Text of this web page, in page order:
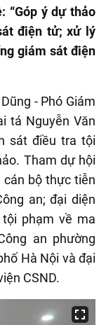
“Góp ý dự thảo
điện tử; xử lý
giám sát điện
- Phó Giám
tá Nguyễn Văn
sát điều tra tội
Tham dự hội
cán bộ thực tiễn
an; đại diện
phạm về ma
an phường
Hà Nội và đại
CSND.